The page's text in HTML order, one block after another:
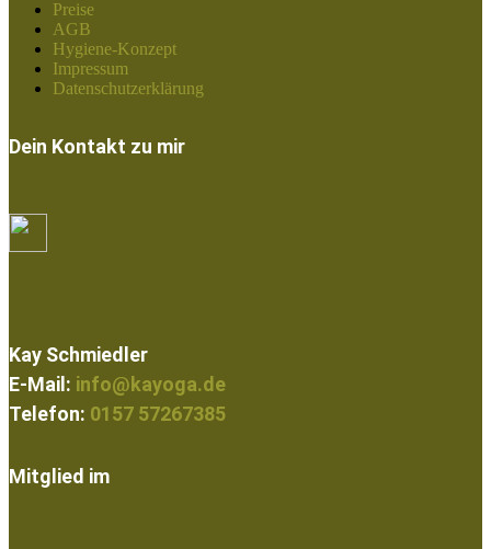
Preise
AGB
Hygiene-Konzept
Impressum
Datenschutzerklärung
Dein Kontakt zu mir
Kay Schmiedler
E-Mail: info@kayoga.de
Telefon: 0157 57267385
Mitglied im